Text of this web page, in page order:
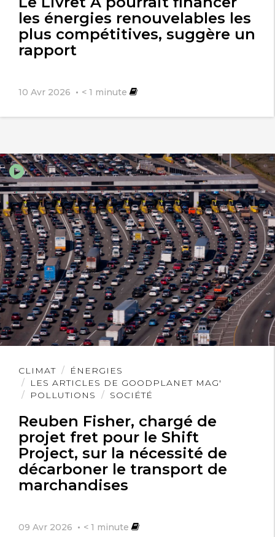
les énergies renouvelables les
plus compétitives, suggère un
rapport
10 Avr 2026 < 1 minute
CLIMAT
ÉNERGIES
LES ARTICLES DE GOODPLANET MAG'
POLLUTIONS
SOCIÉTÉ
Reuben Fisher, chargé de
projet fret pour le Shift
Project, sur la nécessité de
décarboner le transport de
marchandises
09 Avr 2026 < 1 minute
Lire
l'article